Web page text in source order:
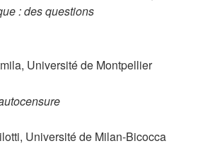
: des questions
Université de Montpellier
Université de Milan-Bicocca